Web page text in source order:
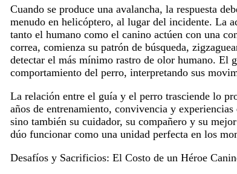
Cuando se produce una avalancha, la respuesta
menudo en helicóptero, al lugar del incidente. La
tanto el humano como el canino actúen con una
correa, comienza su patrón de búsqueda,
detectar el más mínimo rastro de olor humano. El
comportamiento del perro, interpretando sus
La relación entre el guía y el perro trasciende lo
años de entrenamiento, convivencia y
sino también su cuidador, su compañero y su
dúo funcionar como una unidad perfecta en los
Desafíos y Sacrificios: El Costo de un Héroe